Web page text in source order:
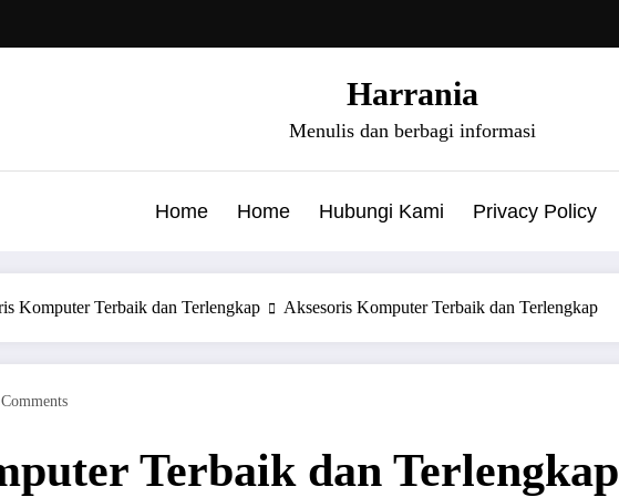
Harrania
Menulis dan berbagi informasi
Home Home Hubungi Kami Privacy Policy
Komputer Terbaik dan Terlengkap Aksesoris Komputer Terbaik dan Terlengkap
Terbaik dan Terlengkap